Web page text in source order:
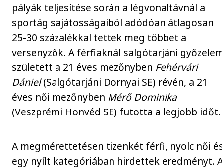
pályák teljesítése során a légvonaltávnál a
sportág sajátosságaiból adódóan átlagosan
25-30 százalékkal tettek meg többet a
versenyzők. A férfiaknál salgótarjáni
született a 21 éves mezőnyben Fehérvári
Dániel(Salgótarjáni Dornyai SE) révén, a 21
éves női mezőnyben Mérő Dominika
(Veszprémi Honvéd SE) futotta a legjobb időt.
A megmérettetésen tizenkét férfi, nyolc női
egy nyílt kategóriában hirdettek eredményt.